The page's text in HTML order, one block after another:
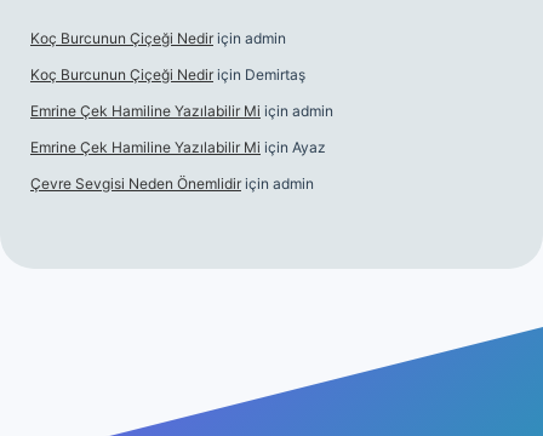
Koç Burcunun Çiçeği Nedir için admin
Koç Burcunun Çiçeği Nedir için Demirtaş
Emrine Çek Hamiline Yazılabilir Mi için admin
Emrine Çek Hamiline Yazılabilir Mi için Ayaz
Çevre Sevgisi Neden Önemlidir için admin